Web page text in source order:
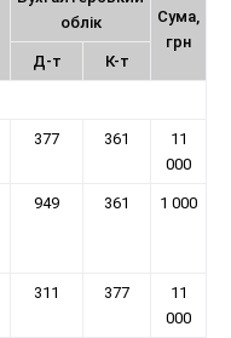
облік
Сума,
грн
Д-т
К-т
377 361
11
000
949 361 1 000
311 377
11
000